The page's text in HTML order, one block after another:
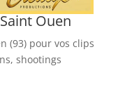
Ouen
(93) pour vos clips
shootings